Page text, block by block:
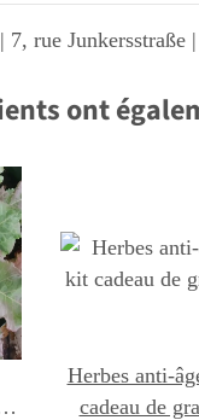
rue
ont
Herbes anti-
cadeau de